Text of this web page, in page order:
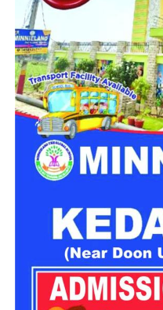
GST संशोधित
नैनीताल हाईकोर्ट के
देने का फैसला।
राज्य क्रीड़ा
मंजूरी।
जल जीवन मिशन में केंद्र
कुष्ठ रोग से पीड़ित
सकेगा।
मेरठ से हरिद्वार तक
समझौता होगा।
वन विकास निगम
संशोधन